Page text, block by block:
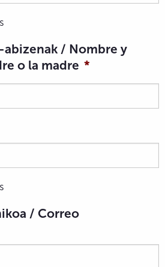
abizenak / Nombre y
o la madre *
/ Correo